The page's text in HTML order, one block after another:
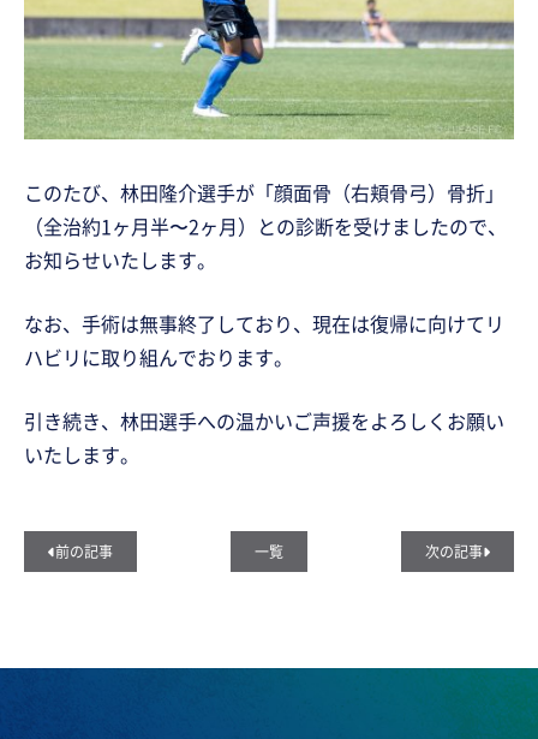
このたび、林田隆介選手が「顔面骨（右頬骨弓）骨折」
（全治約1ヶ月半〜2ヶ月）との診断を受けましたので、
お知らせいたします。
なお、手術は無事終了しており、現在は復帰に向けてリ
ハビリに取り組んでおります。
引き続き、林田選手への温かいご声援をよろしくお願い
いたします。
前の記事 一覧 次の記事